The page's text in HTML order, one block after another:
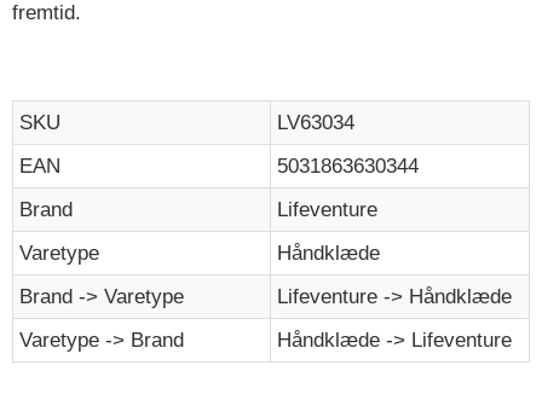
fremtid.
SKU
LV63034
EAN
5031863630344
Brand
Lifeventure
Varetype
Håndklæde
Brand -> Varetype
Lifeventure -> Håndklæde
Varetype -> Brand
Håndklæde -> Lifeventure